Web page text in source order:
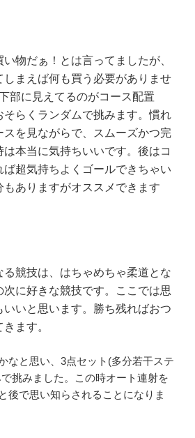
物だぁ！とは言ってましたが、
しまえば何も買う必要がありませ
部に見えてるのがコース配置
そらくランダムで挑みます。慣れ
スを見ながらで、スムーズかつ完
本当に気持ちいいです。後はコ
ば超気持ちよくゴールできちゃい
もありますがオススメできます
る競技は、はちゃめちゃ柔道とな
次に好きな競技です。ここでは思
いいと思います。勝ち残ればおつ
ます。
なと思い、3点セット(多分若干ステ
挑みました。この時オート連射を
後で思い知らされることになりま